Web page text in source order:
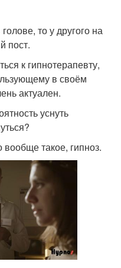
то у другого на
пост.
к гипнотерапевту,
в своём
актуален.
уснуть
такое, гипноз.